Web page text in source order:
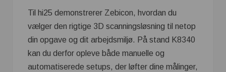
Til hi25 demonstrerer Zebicon, hvordan du
vælger den rigtige 3D scanningsløsning til netop
din opgave og dit arbejdsmiljø. På stand K8340
kan du derfor opleve både manuelle og
automatiserede setups, der løfter dine målinger,